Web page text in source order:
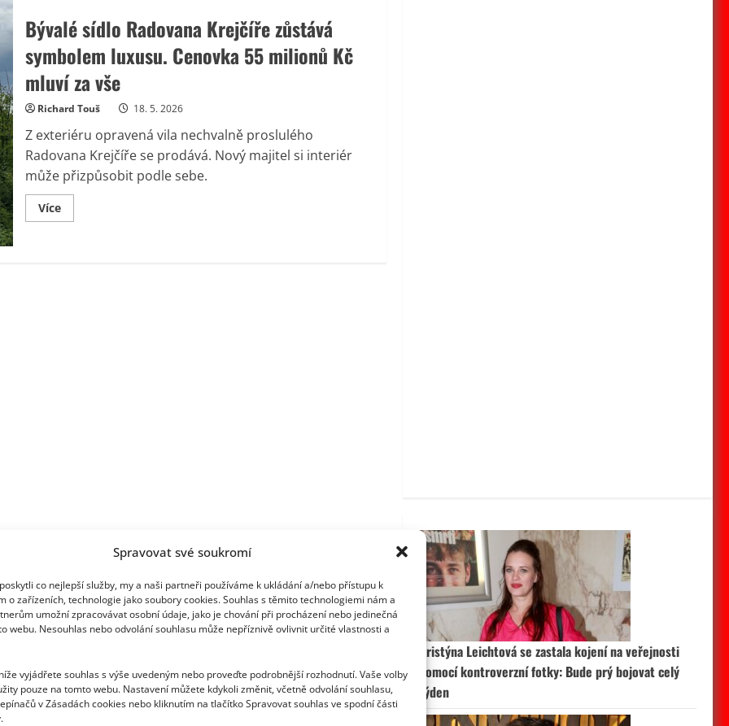
Spravovat své soukromí
co nejlepší služby, my a naši partneři používáme k ukládání a/nebo přístupu k
o zařízeních, technologie jako soubory cookies. Souhlas s těmito technologiemi nám a
umožní zpracovávat osobní údaje, jako je chování při procházení nebo jedinečná
webu. Nesouhlas nebo odvolání souhlasu může nepříznivě ovlivnit určité vlastnosti a
vyjádřete souhlas s výše uvedeným nebo proveďte podrobnější rozhodnutí. Vaše volby
pouze na tomto webu. Nastavení můžete kdykoli změnit, včetně odvolání souhlasu,
v Zásadách cookies nebo kliknutím na tlačítko Spravovat souhlas ve spodní části
Bývalé sídlo Radovana Krejčíře zůstává
symbolem luxusu. Cenovka 55 milionů Kč
mluví za vše
Richard Touš 18. 5. 2026
Z exteriéru opravená vila nechvalně proslulého
Radovana Krejčíře se prodává. Nový majitel si interiér
může přizpůsobit podle sebe.
VíceRead
more
Kristýna Leichtová se zastala kojení na veřejnosti
pomocí kontroverzní fotky: Bude prý bojovat celý
týden